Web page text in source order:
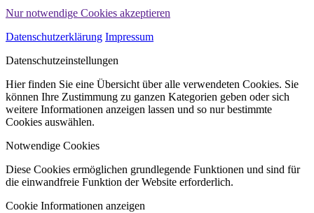
Nur notwendige Cookies akzeptieren
Datenschutzerklärung Impressum
Datenschutzeinstellungen
Hier finden Sie eine Übersicht über alle verwendeten Cookies. Sie
können Ihre Zustimmung zu ganzen Kategorien geben oder sich
weitere Informationen anzeigen lassen und so nur bestimmte
Cookies auswählen.
Notwendige Cookies
Diese Cookies ermöglichen grundlegende Funktionen und sind für
die einwandfreie Funktion der Website erforderlich.
Cookie Informationen anzeigen